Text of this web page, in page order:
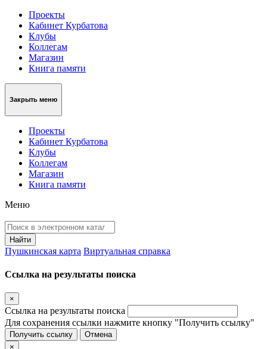
Проекты
Кабинет Курбатова
Клубы
Коллегам
Магазин
Книга памяти
Закрыть меню
Проекты
Кабинет Курбатова
Клубы
Коллегам
Магазин
Книга памяти
Меню
Пушкинская карта Виртуальная справка
Ссылка на результаты поиска
×
Ссылка на результаты поиска
Для сохранения ссылки нажмите кнопку "Получить ссылку"
Получить ссылку
Отмена
×